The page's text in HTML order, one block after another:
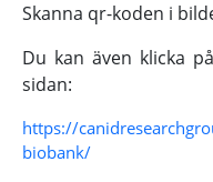
Skanna qr-koden i
Du kan även klicka
sidan:
https://
biobank/